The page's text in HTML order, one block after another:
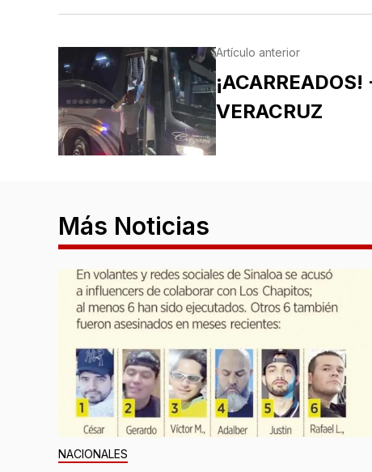
Artículo anterior
VERACRUZ
Más Noticias
NACIONALES